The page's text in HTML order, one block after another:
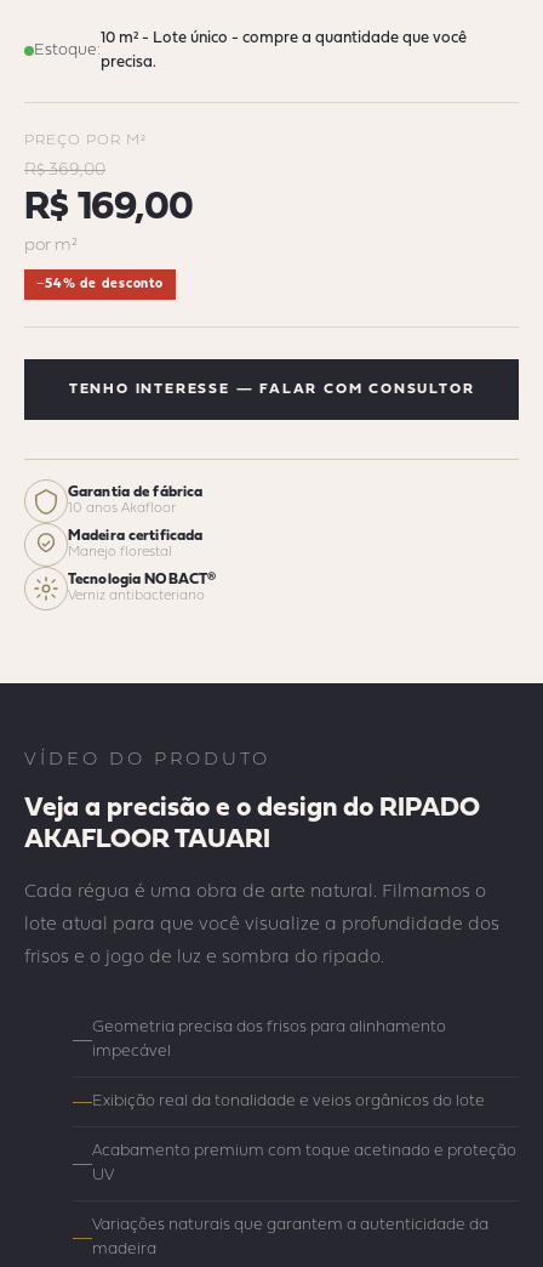
Estoque:
10 m² - Lote único - compre a quantidade que você
precisa.
PREÇO POR M²
R$ 369,00
R$ 169,00
por m²
−54% de desconto
TENHO INTERESSE — FALAR COM CONSULTOR
Garantia de fábrica
10 anos Akafloor
Madeira certificada
Manejo florestal
Tecnologia NOBACT®
Verniz antibacteriano
VÍDEO DO PRODUTO
Veja a precisão e o design do RIPADO
AKAFLOOR TAUARI
Cada régua é uma obra de arte natural. Filmamos o
lote atual para que você visualize a profundidade dos
frisos e o jogo de luz e sombra do ripado.
Geometria precisa dos frisos para alinhamento
impecável
Exibição real da tonalidade e veios orgânicos do lote
Acabamento premium com toque acetinado e proteção
UV
Variações naturais que garantem a autenticidade da
madeira